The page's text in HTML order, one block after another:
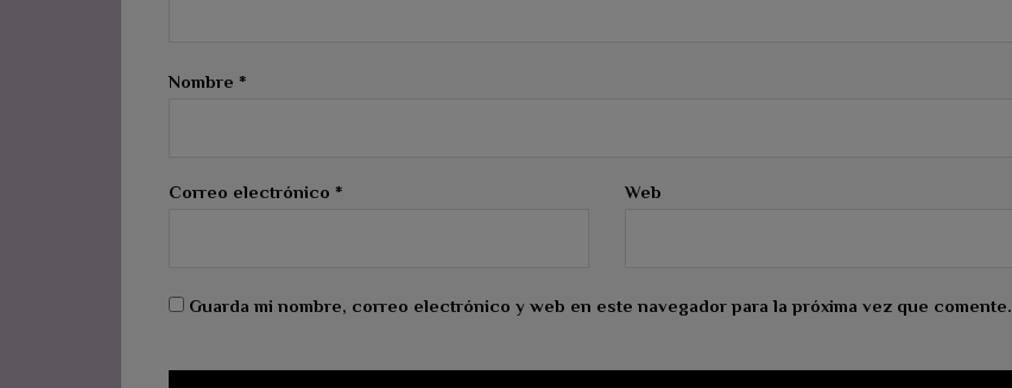
Nombre *
Correo electrónico * Web
Guarda mi nombre, correo electrónico y web en este navegador para la próxima vez que comente.